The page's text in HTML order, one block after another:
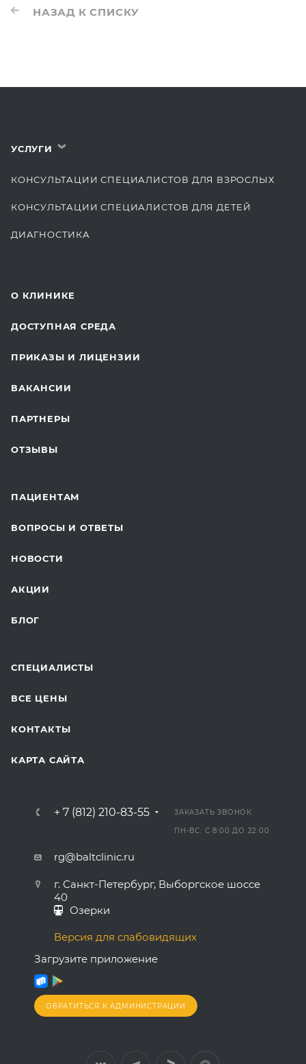
НАЗАД К СПИСКУ
УСЛУГИ ›
КОНСУЛЬТАЦИИ СПЕЦИАЛИСТОВ ДЛЯ ВЗРОСЛЫХ
КОНСУЛЬТАЦИИ СПЕЦИАЛИСТОВ ДЛЯ ДЕТЕЙ
ДИАГНОСТИКА
ЛАБОРАТОРНЫЕ ИССЛЕДОВАНИЯ
ДЛЯ БУДУЩИХ МАМ
О КЛИНИКЕ
ДОСТУПНАЯ СРЕДА
ПРИКАЗЫ И ЛИЦЕНЗИИ
ВАКАНСИИ
ПАРТНЕРЫ
ОТЗЫВЫ
ПАЦИЕНТАМ
ВОПРОСЫ И ОТВЕТЫ
НОВОСТИ
АКЦИИ
БЛОГ
СПЕЦИАЛИСТЫ
ВСЕ ЦЕНЫ
КОНТАКТЫ
КАРТА САЙТА
+ 7 (812) 210-83-55 ЗАКАЗАТЬ ЗВОНОК
ПН-ВС: С 8:00 ДО 22:00
rg@baltclinic.ru
г. Санкт-Петербург, Выборгское шоссе
40
Озерки
Версия для слабовидящих
Загрузите приложение
ОБРАТИТЬСЯ К АДМИНИСТРАЦИИ